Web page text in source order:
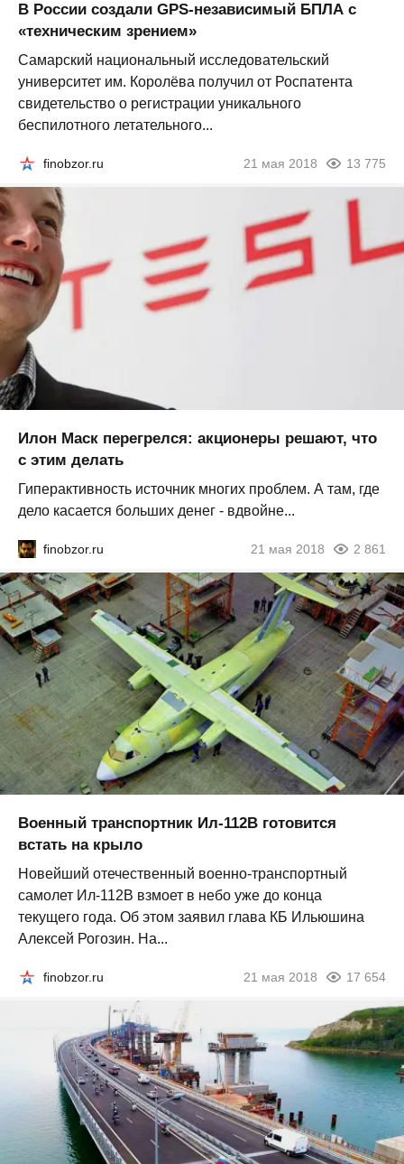
В России создали GPS-независимый БПЛА с
«техническим зрением»
Самарский национальный исследовательский
университет им. Королёва получил от Роспатента
свидетельство о регистрации уникального
беспилотного летательного...
finobzor.ru 21 мая 2018 13 775
Илон Маск перегрелся: акционеры решают, что
с этим делать
Гиперактивность источник многих проблем. А там, где
дело касается больших денег - вдвойне...
finobzor.ru 21 мая 2018 2 861
Военный транспортник Ил-112В готовится
встать на крыло
Новейший отечественный военно-транспортный
самолет Ил-112В взмоет в небо уже до конца
текущего года. Об этом заявил глава КБ Ильюшина
Алексей Рогозин. На...
finobzor.ru 21 мая 2018 17 654